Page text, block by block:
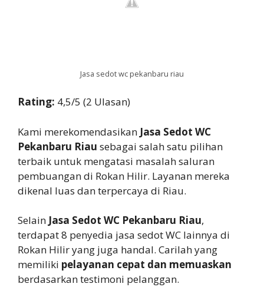
Jasa sedot wc pekanbaru riau
Rating: 4,5/5 (2 Ulasan)
Kami merekomendasikan Jasa Sedot WC
Pekanbaru Riau sebagai salah satu pilihan
terbaik untuk mengatasi masalah saluran
pembuangan di Rokan Hilir. Layanan mereka
dikenal luas dan terpercaya di Riau.
Selain Jasa Sedot WC Pekanbaru Riau,
terdapat 8 penyedia jasa sedot WC lainnya di
Rokan Hilir yang juga handal. Carilah yang
memiliki pelayanan cepat dan memuaskan
berdasarkan testimoni pelanggan.